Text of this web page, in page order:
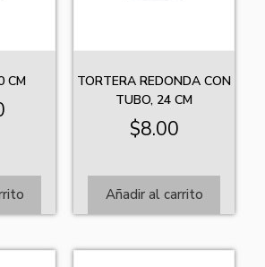
CM
TORTERA REDONDA CON
TUBO, 24 CM
$8.00
Añadir al carrito